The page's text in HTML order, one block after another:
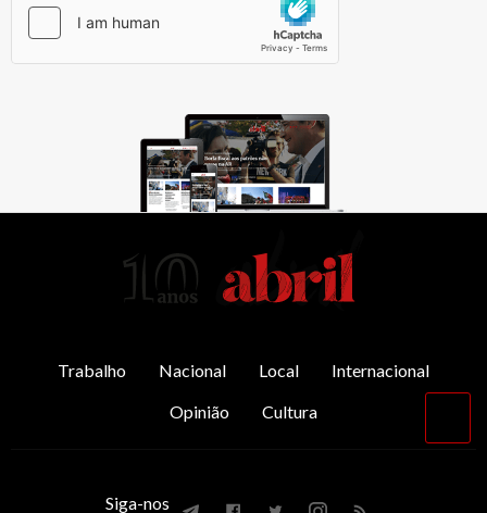
Trabalho Nacional Local
Internacional
Opinião
Cultura
Siga-nos